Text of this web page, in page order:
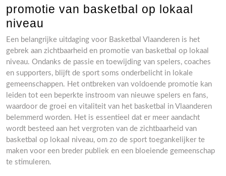
promotie van basketbal op lokaal
niveau
Een belangrijke uitdaging voor Basketbal Vlaanderen is het
gebrek aan zichtbaarheid en promotie van basketbal op lokaal
niveau. Ondanks de passie en toewijding van spelers, coaches
en supporters, blijft de sport soms onderbelicht in lokale
gemeenschappen. Het ontbreken van voldoende promotie kan
leiden tot een beperkte instroom van nieuwe spelers en fans,
waardoor de groei en vitaliteit van het basketbal in Vlaanderen
belemmerd worden. Het is essentieel dat er meer aandacht
wordt besteed aan het vergroten van de zichtbaarheid van
basketbal op lokaal niveau, om zo de sport toegankelijker te
maken voor een breder publiek en een bloeiende gemeenschap
te stimuleren.